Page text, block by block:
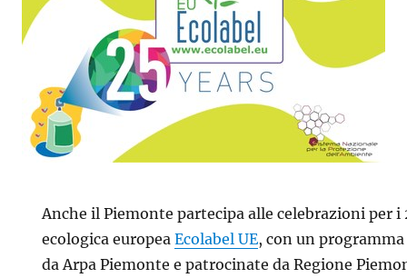
Anche il Piemonte partecipa alle celebrazioni per
ecologica europeaEcolabel UE, con un
da Arpa Piemonte e patrocinate da Regione